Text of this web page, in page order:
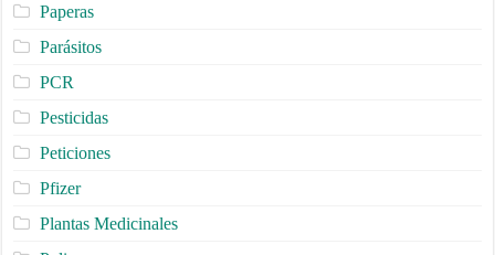
Paperas
Parásitos
PCR
Pesticidas
Peticiones
Pfizer
Plantas Medicinales